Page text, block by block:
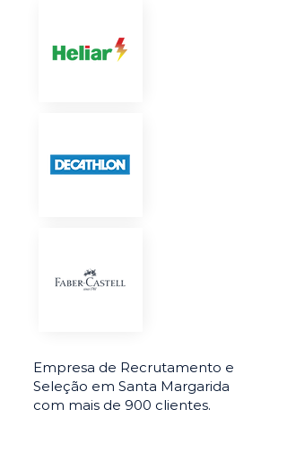
Empresa de Recrutamento e
Seleção em Santa Margarida
com mais de 900 clientes.